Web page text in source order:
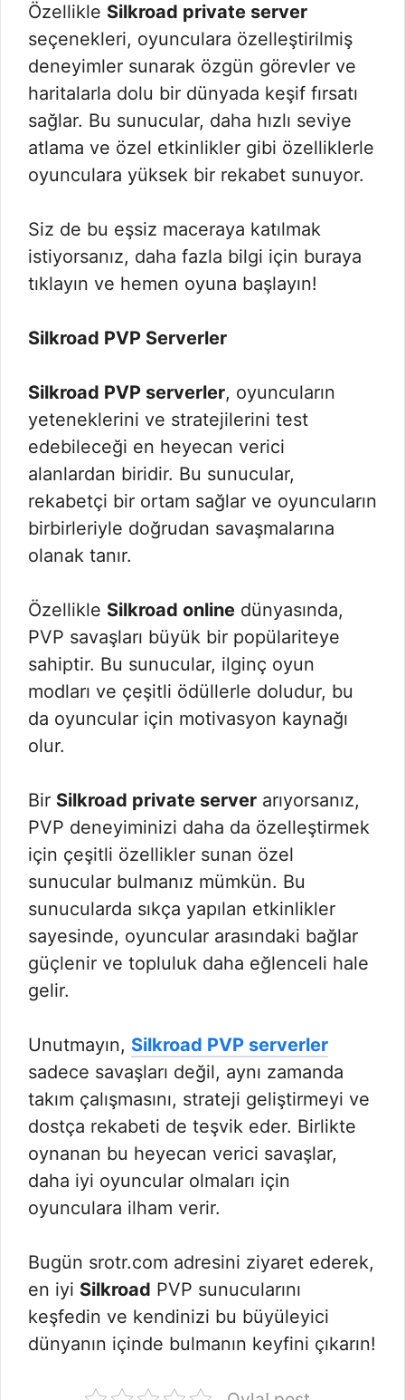
Özellikle Silkroad private server
seçenekleri, oyunculara özelleştirilmiş
deneyimler sunarak özgün görevler ve
haritalarla dolu bir dünyada keşif fırsatı
sağlar. Bu sunucular, daha hızlı seviye
atlama ve özel etkinlikler gibi özelliklerle
oyunculara yüksek bir rekabet sunuyor.
Siz de bu eşsiz maceraya katılmak
istiyorsanız, daha fazla bilgi için buraya
tıklayın ve hemen oyuna başlayın!
Silkroad PVP Serverler
Silkroad PVP serverler, oyuncuların
yeteneklerini ve stratejilerini test
edebileceği en heyecan verici
alanlardan biridir. Bu sunucular,
rekabetçi bir ortam sağlar ve oyuncuların
birbirleriyle doğrudan savaşmalarına
olanak tanır.
Özellikle Silkroad online dünyasında,
PVP savaşları büyük bir popülariteye
sahiptir. Bu sunucular, ilginç oyun
modları ve çeşitli ödüllerle doludur, bu
da oyuncular için motivasyon kaynağı
olur.
Bir Silkroad private server arıyorsanız,
PVP deneyiminizi daha da özelleştirmek
için çeşitli özellikler sunan özel
sunucular bulmanız mümkün. Bu
sunucularda sıkça yapılan etkinlikler
sayesinde, oyuncular arasındaki bağlar
güçlenir ve topluluk daha eğlenceli hale
gelir.
Unutmayın, Silkroad PVP serverler
sadece savaşları değil, aynı zamanda
takım çalışmasını, strateji geliştirmeyi ve
dostça rekabeti de teşvik eder. Birlikte
oynanan bu heyecan verici savaşlar,
daha iyi oyuncular olmaları için
oyunculara ilham verir.
Bugün srotr.com adresini ziyaret ederek,
en iyi Silkroad PVP sunucularını
keşfedin ve kendinizi bu büyüleyici
dünyanın içinde bulmanın keyfini çıkarın!